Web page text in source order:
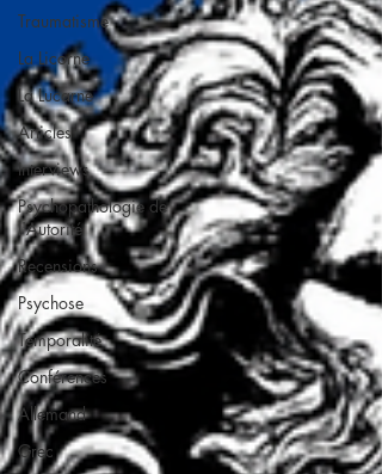
Traumatisme
La Licorne
La Lucarne
Articles
Interviews
Psychopathologie de
l'Autorité
Recensions
Psychose
Temporalité
Conférences
Allemand
Grec